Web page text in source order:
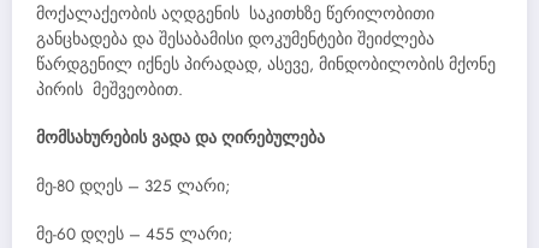
მოქალაქეობის აღდგენის საკითხზე წერილობითი
განცხადება და შესაბამისი დოკუმენტები შეიძლება
წარდგენილ იქნეს პირადად, ასევე, მინდობილობის მქონე
პირის მეშვეობით.
მომსახურების ვადა და ღირებულება
მე-80 დღეს – 325 ლარი;
მე-60 დღეს – 455 ლარი;